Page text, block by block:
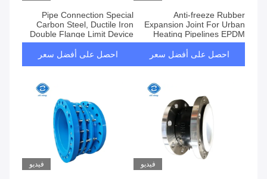
Anti-freeze Rubber
Expansion Joint For Urban
Heating Pipelines EPDM
Rubber Reinforced
Expansion Joint With 304
Stainless Steel Wire Anti-
احصل على أفضل سعر
Pipe Connection Special
Carbon Steel, Ductile Iron
Double Flange Limit Device
Telescopic Pipe Seal
احصل على أفضل سعر
فيديو فيديو